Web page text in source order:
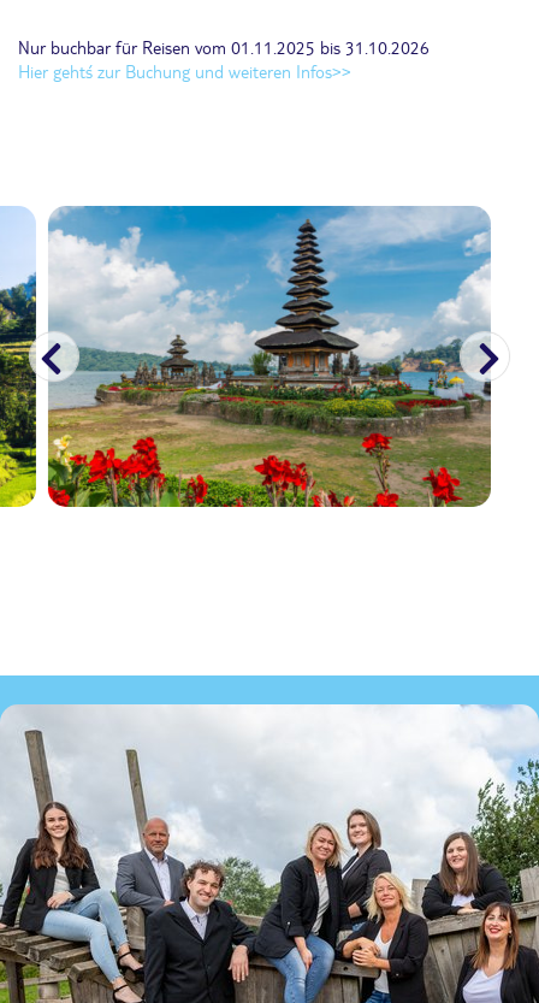
Nur buchbar für Reisen vom 01.11.2025 bis 31.10.2026
Hier geht´s zur Buchung und weiteren Infos>>